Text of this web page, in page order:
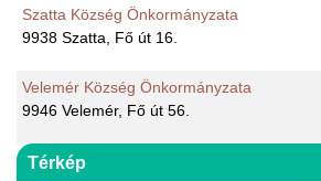
Szatta Község Önkormányzata
9938 Szatta, Fő út 16.
Velemér Község Önkormányzata
9946 Velemér, Fő út 56.
Térkép